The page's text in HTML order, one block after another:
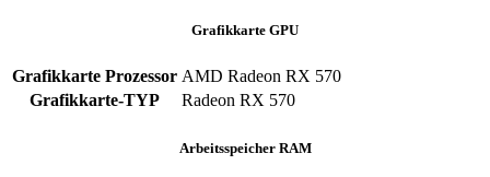
Grafikkarte GPU
Grafikkarte Prozessor AMD Radeon RX 570
Grafikkarte-TYP
Radeon RX 570
Arbeitsspeicher RAM